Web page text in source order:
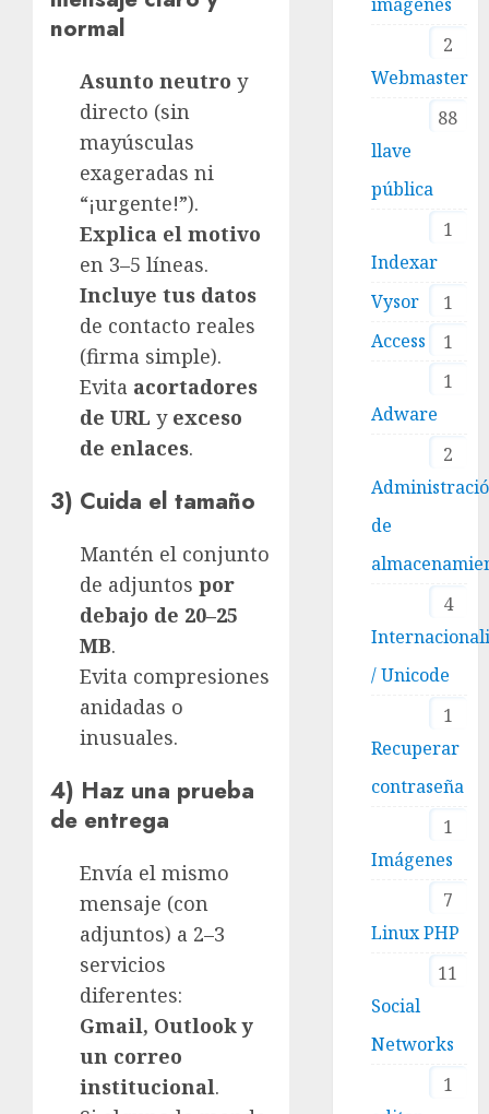
normal
Asunto neutro y
directo (sin
mayúsculas
exageradas ni
“¡urgente!”).
Explica el motivo
en 3–5 líneas.
Incluye tus datos
de contacto reales
(firma simple).
Evita acortadores
de URL y exceso
de enlaces.
3) Cuida el tamaño
Mantén el conjunto
de adjuntos por
debajo de 20–25
MB.
Evita compresiones
anidadas o
inusuales.
4) Haz una prueba
de entrega
Envía el mismo
mensaje (con
adjuntos) a 2–3
servicios
diferentes:
Gmail, Outlook y
un correo
institucional.
2
Webmaster
88
llave
pública
1
Indexar
1
Vysor
1
Access
1
Adware
2
de
4
/ Unicode
1
Recuperar
contraseña
1
Imágenes
7
Linux PHP
11
Social
Networks
1